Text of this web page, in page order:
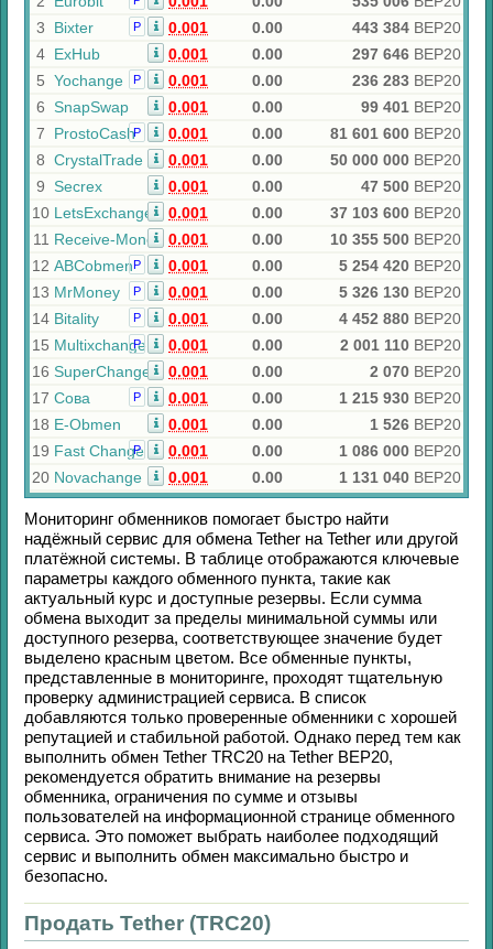
3
Bixter Р 0.001 0.00 443 384 BEP20
4 ExHub 0.001 0.00 297 646 BEP20
5 Yochange Р 0.001 0.00 236 283 BEP20
6 SnapSwap 0.001 0.00 99 401 BEP20
7
ProstoCashР 0.001 0.00 81 601 600 BEP20
8 CrystalTrade 0.001 0.00 50 000 000 BEP20
9 Secrex 0.001 0.00 47 500 BEP20
10 LetsExchange 0.001 0.00 37 103 600 BEP20
11 Receive-Money 0.001 0.00 10 355 500 BEP20
12 ABCobmenР 0.001 0.00 5 254 420 BEP20
13 MrMoney Р 0.001 0.00 5 326 130 BEP20
14 Bitality Р 0.001 0.00 4 452 880 BEP20
15 Multixchange
Р 0.001 0.00 2 001 110 BEP20
16 SuperChange 0.001 0.00 2 070 BEP20
17 Сова Р 0.001 0.00 1 215 930 BEP20
18 E-Obmen 0.001 0.00 1 526 BEP20
19 Fast Change
Р 0.001 0.00 1 086 000 BEP20
20 Novachange 0.001 0.00 1 131 040 BEP20
Мониторинг обменников помогает быстро найти
надёжный сервис для обмена Tether на Tether или другой
платёжной системы. В таблице отображаются ключевые
параметры каждого обменного пункта, такие как
актуальный курс и доступные резервы. Если сумма
обмена выходит за пределы минимальной суммы или
доступного резерва, соответствующее значение будет
выделено красным цветом. Все обменные пункты,
представленные в мониторинге, проходят тщательную
проверку администрацией сервиса. В список
добавляются только проверенные обменники с хорошей
репутацией и стабильной работой. Однако перед тем как
выполнить обмен Tether TRC20 на Tether BEP20,
рекомендуется обратить внимание на резервы
обменника, ограничения по сумме и отзывы
пользователей на информационной странице обменного
сервиса. Это поможет выбрать наиболее подходящий
сервис и выполнить обмен максимально быстро и
безопасно.
Продать Tether (TRC20)